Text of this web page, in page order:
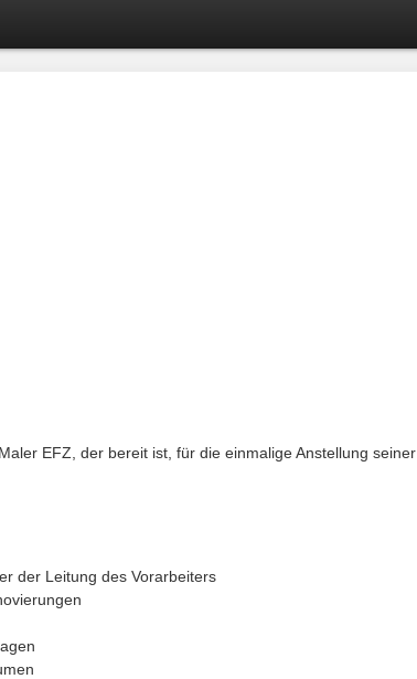
EFZ, der bereit ist, für die einmalige Anstellung seiner
der Leitung des Vorarbeiters